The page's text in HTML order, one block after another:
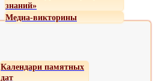
знаний»
Медиа-викторины
Календари памятных
дат